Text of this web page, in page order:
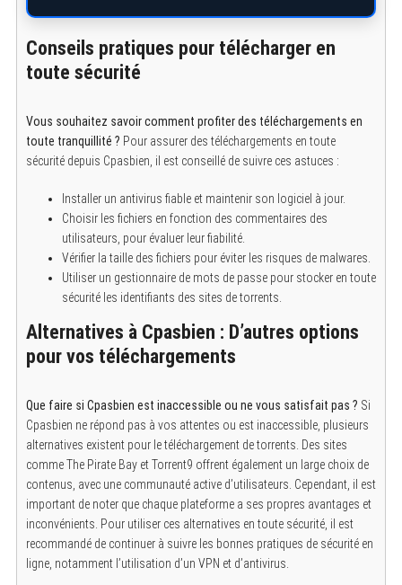
Conseils pratiques pour télécharger en
toute sécurité
Vous souhaitez savoir comment profiter des téléchargements en
toute tranquillité ? Pour assurer des téléchargements en toute
sécurité depuis Cpasbien, il est conseillé de suivre ces astuces :
Installer un antivirus fiable et maintenir son logiciel à jour.
Choisir les fichiers en fonction des commentaires des
utilisateurs, pour évaluer leur fiabilité.
Vérifier la taille des fichiers pour éviter les risques de malwares.
Utiliser un gestionnaire de mots de passe pour stocker en toute
sécurité les identifiants des sites de torrents.
Alternatives à Cpasbien : D’autres options
pour vos téléchargements
Que faire si Cpasbien est inaccessible ou ne vous satisfait pas ? Si
Cpasbien ne répond pas à vos attentes ou est inaccessible, plusieurs
alternatives existent pour le téléchargement de torrents. Des sites
comme The Pirate Bay et Torrent9 offrent également un large choix de
contenus, avec une communauté active d’utilisateurs. Cependant, il est
important de noter que chaque plateforme a ses propres avantages et
inconvénients. Pour utiliser ces alternatives en toute sécurité, il est
recommandé de continuer à suivre les bonnes pratiques de sécurité en
ligne, notamment l’utilisation d’un VPN et d’antivirus.